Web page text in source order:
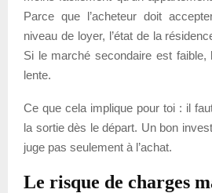
Parce que l’acheteur doit
niveau de loyer, l’état de la
Si le marché secondaire est faible,
lente.
Ce que cela implique pour toi : il
la sortie dès le départ. Un bon
juge pas seulement à l’achat.
Le risque de charges